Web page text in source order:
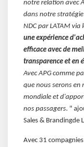
notre relation avec
dans notre
NDC par LATAM via
une expérience
efficace avec de
transparence et en
Avec APG comme
que nous serons
mondiale et
nos passagers. "
Sales & Brandingde
Avec 31